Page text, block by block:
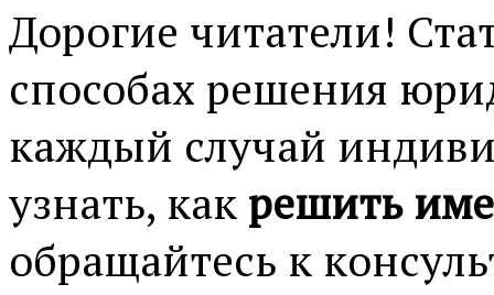
Дорогие читатели!
способах решения
каждый случай
узнать, как решить
обращайтесь к